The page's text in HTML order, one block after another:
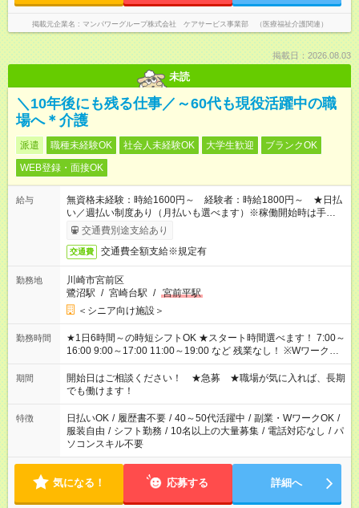
掲載元企業名 マンパワーグループ株式会社 ケアサービス事業部 （医療福祉介護関連）
掲載日：2026.08.03
未読
＼10年後にも残る仕事／～60代も現役活躍中の職
場へ＊介護
派遣 職種未経験OK 社会人未経験OK 大学生歓迎
ブランクOK
WEB登録・面接OK
給与
無資格未経験：時給1600円～ 経験者：時給1800円～ ★日払
い／週払い制度あり（月払いも選べます）※稼働開始時は手続き
完了次第のお支払いとなります。
交通費別途支給あり
交通費 交通費全額支給※規定有
勤務地
川崎市宮前区
鷺沼駅 / 宮崎台駅 / 宮前平駅
＜シニア向け施設＞
勤務時間
★1日6時間～の時短シフトOK ★スタート時間選べます！ 7:00～
16:00 9:00～17:00 11:00～19:00 など 残業なし！ ※Wワークの
場合、他のお仕事と合わせ週40時間超の就業はご案内できませ
ん ※法令に基づき、週20時間以上勤務は社会保険への加入対象
となります ※労働者派遣法（日雇い派遣の原則禁止）により、
短時間・短期間の就業はご案内が難しい場合があります
期間
開始日はご相談ください！ ★急募 ★職場が気に入れば、長期
でも働けます！
特徴 日払いOK / 履歴書不要 / 40～50代活躍中 / 副業・WワークOK /
服装自由 / シフト勤務 / 10名以上の大量募集 / 電話対応なし / パ
ソコンスキル不要
気になる！ 応募する 詳細へ